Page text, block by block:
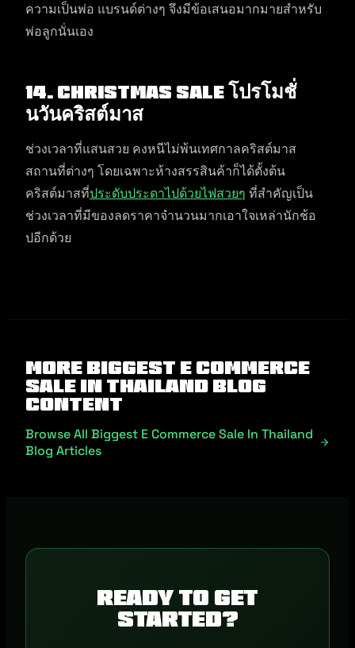
ความเป็นพ่อ แบรนด์ต่างๆ จึงมีข้อเสนอมากมายสำหรับ
พ่อลูกนั่นเอง
14. Christmas Sale โปรโมชั่
นวันคริสต์มาส
ช่วงเวลาที่แสนสวย คงหนีไม่พ้นเทศกาลคริสต์มาส
สถานที่ต่างๆ โดยเฉพาะห้างสรรสินค้าก็ได้ตั้งต้น
คริสต์มาสที่ประดับประดาไปด้วยไฟสวยๆ ที่สำคัญเป็น
ช่วงเวลาที่มีของลดราคาจำนวนมากเอาใจเหล่านักช้อ
ปอีกด้วย
More Biggest E Commerce
Sale In Thailand Blog
Content
Browse All Biggest E Commerce Sale In Thailand
Blog Articles
Ready to get
started?